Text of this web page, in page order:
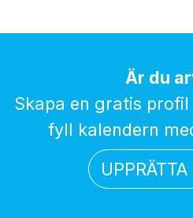
Är du
Skapa en gratis
fyll kalendern